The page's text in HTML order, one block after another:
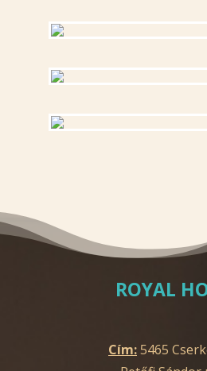
ROYAL
Cím:5465